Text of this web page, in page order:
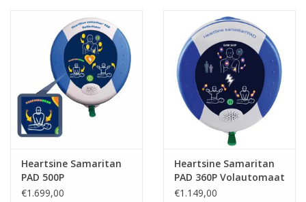
Heartsine Samaritan
PAD 500P
€1.699,00
Heartsine Samaritan
PAD 360P Volautomaat
€1.149,00